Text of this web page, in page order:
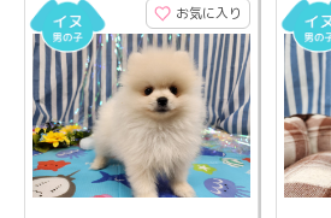
お気に入り